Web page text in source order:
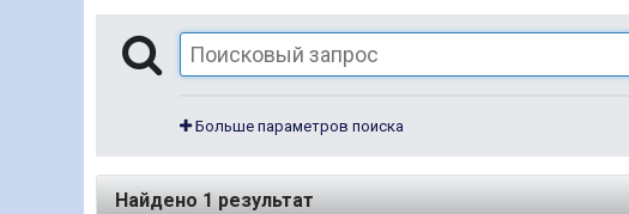
Больше параметров поиска
Найдено 1 результат